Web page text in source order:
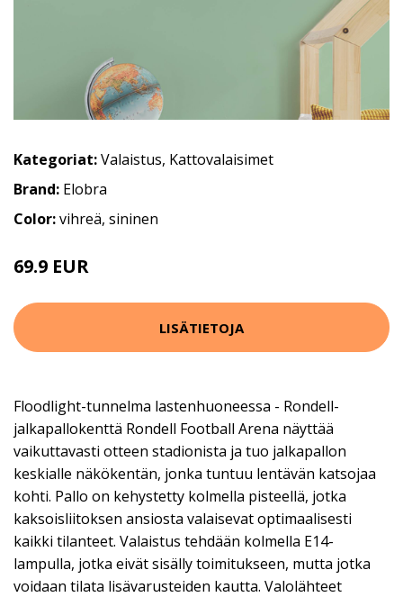
Kategoriat:Valaistus, Kattovalaisimet
Brand: Elobra
Color:vihreä, sininen
69.9 EUR
LISÄTIETOJA
Floodlight-tunnelma lastenhuoneessa - Rondell-
jalkapallokenttä Rondell Football Arena näyttää
vaikuttavasti otteen stadionista ja tuo jalkapallon
keskialle näkökentän, jonka tuntuu lentävän katsojaa
kohti. Pallo on kehystetty kolmella pisteellä, jotka
kaksoisliitoksen ansiosta valaisevat optimaalisesti
kaikki tilanteet. Valaistus tehdään kolmella E14-
lampulla, jotka eivät sisälly toimitukseen, mutta jotka
voidaan tilata lisävarusteiden kautta. Valolähteet